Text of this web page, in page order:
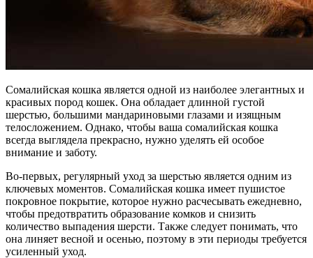
Сомалийская кошка является одной из наиболее элегантных и
красивых пород кошек. Она обладает длинной густой
шерстью, большими мандариновыми глазами и изящным
телосложением. Однако, чтобы ваша сомалийская кошка
всегда выглядела прекрасно, нужно уделять ей особое
внимание и заботу.
Во-первых, регулярный уход за шерстью является одним из
ключевых моментов. Сомалийская кошка имеет пушистое
покровное покрытие, которое нужно расчесывать ежедневно,
чтобы предотвратить образование комков и снизить
количество выпадения шерсти. Также следует понимать, что
она линяет весной и осенью, поэтому в эти периоды требуется
усиленный уход.